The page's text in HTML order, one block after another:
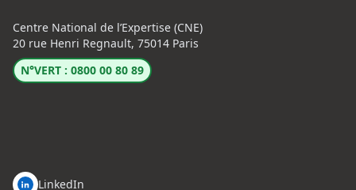
Centre National de l’Expertise (CNE)
20 rue Henri Regnault, 75014 Paris
N°VERT : 0800 00 80 89
LinkedIn